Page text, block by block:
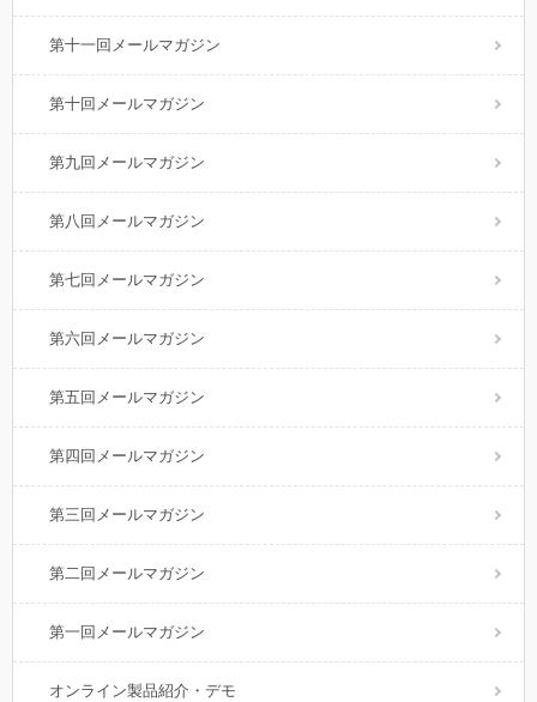
第十一回メールマガジン
第十回メールマガジン
第九回メールマガジン
第八回メールマガジン
第七回メールマガジン
第六回メールマガジン
第五回メールマガジン
第四回メールマガジン
第三回メールマガジン
第二回メールマガジン
第一回メールマガジン
オンライン製品紹介・デモ